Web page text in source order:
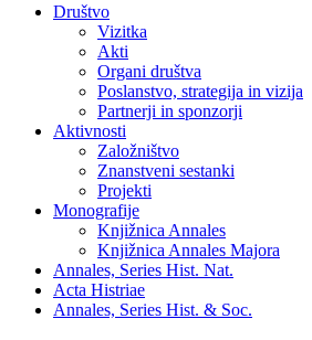
Društvo
Vizitka
Akti
Organi društva
Poslanstvo, strategija in vizija
Partnerji in sponzorji
Aktivnosti
Založništvo
Znanstveni sestanki
Projekti
Monografije
Knjižnica Annales
Knjižnica Annales Majora
Annales, Series Hist. Nat.
Acta Histriae
Annales, Series Hist. & Soc.